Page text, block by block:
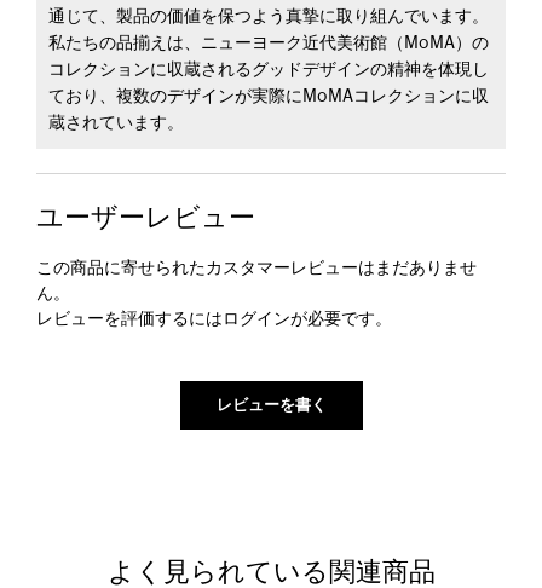
通じて、製品の価値を保つよう真摯に取り組んでいます。
私たちの品揃えは、ニューヨーク近代美術館（MoMA）の
コレクションに収蔵されるグッドデザインの精神を体現し
ており、複数のデザインが実際にMoMAコレクションに収
蔵されています。
ユーザーレビュー
この商品に寄せられたカスタマーレビューはまだありませ
ん。
レビューを評価するには ログインが必要です。
よく見られている関連商品